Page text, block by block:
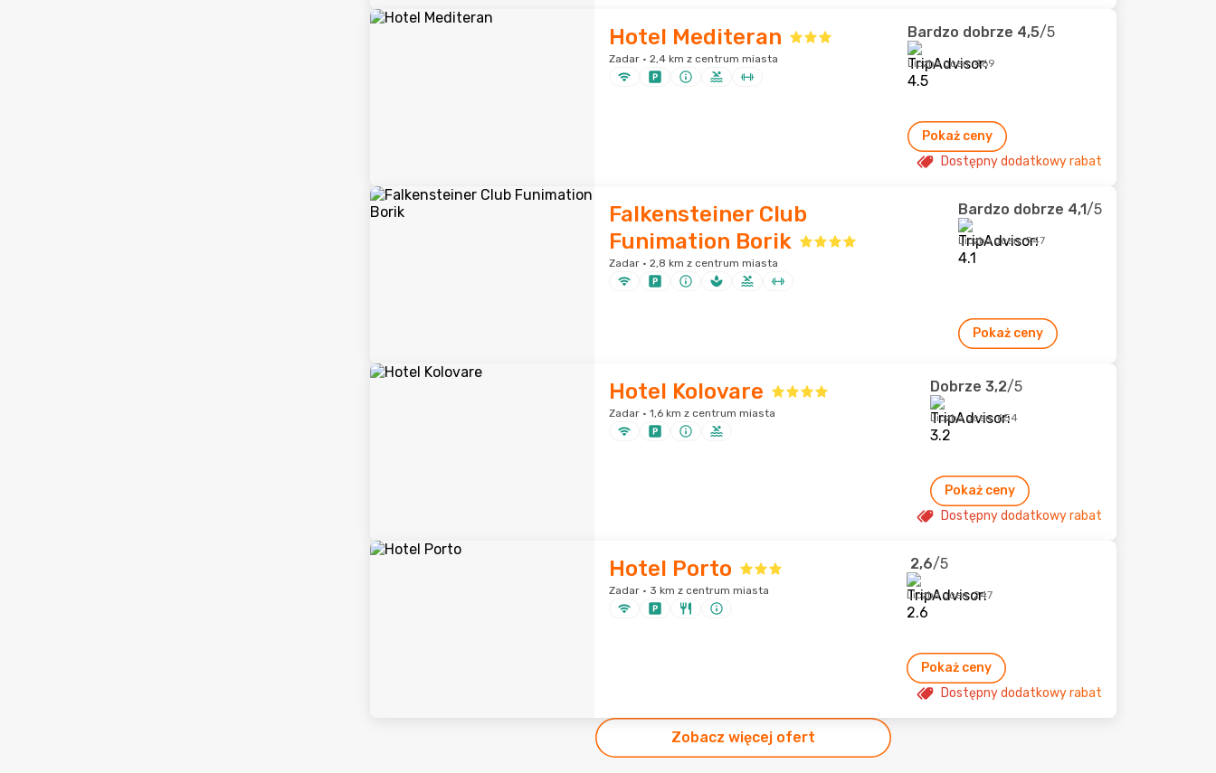
Hotel Mediteran
Zadar · 2,4 km z centrum miasta
Bardzo dobrze 4,5/5
Liczba ocen: 469
Pokaż ceny
Dostępny dodatkowy rabat
Falkensteiner Club
Funimation Borik
Zadar · 2,8 km z centrum miasta
Bardzo dobrze 4,1/5
Liczba ocen: 947
Pokaż ceny
Hotel Kolovare
Zadar · 1,6 km z centrum miasta
Dobrze 3,2/5
Liczba ocen: 654
Pokaż ceny
Dostępny dodatkowy rabat
Hotel Porto
Zadar · 3 km z centrum miasta
2,6/5
Liczba ocen: 247
Pokaż ceny
Dostępny dodatkowy rabat
Zobacz więcej ofert